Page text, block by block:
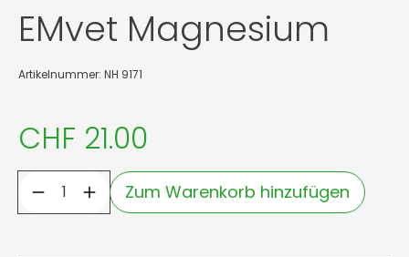
EMvet Magnesium
Artikelnummer: NH 9171
CHF 21.00
Zum Warenkorb hinzufügen